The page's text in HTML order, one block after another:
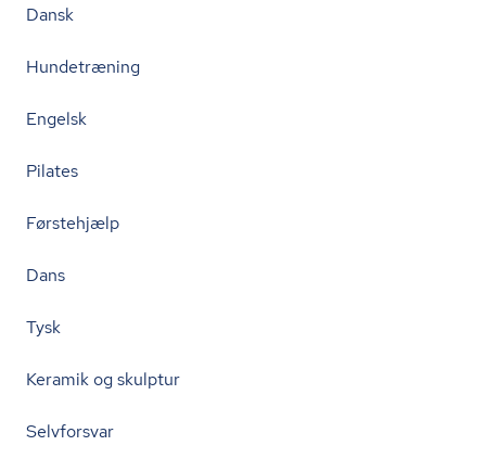
Dansk
Hundetræning
Engelsk
Pilates
Førstehjælp
Dans
Tysk
Keramik og skulptur
Selvforsvar